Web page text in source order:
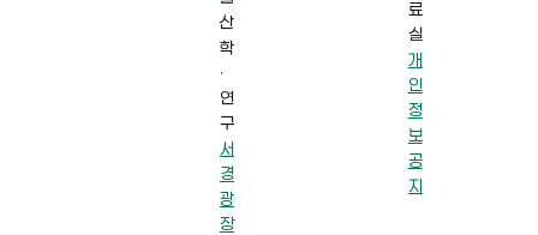
산
학
·
연
구
서
경
광
장
료
실
개
인
정
보
공
지